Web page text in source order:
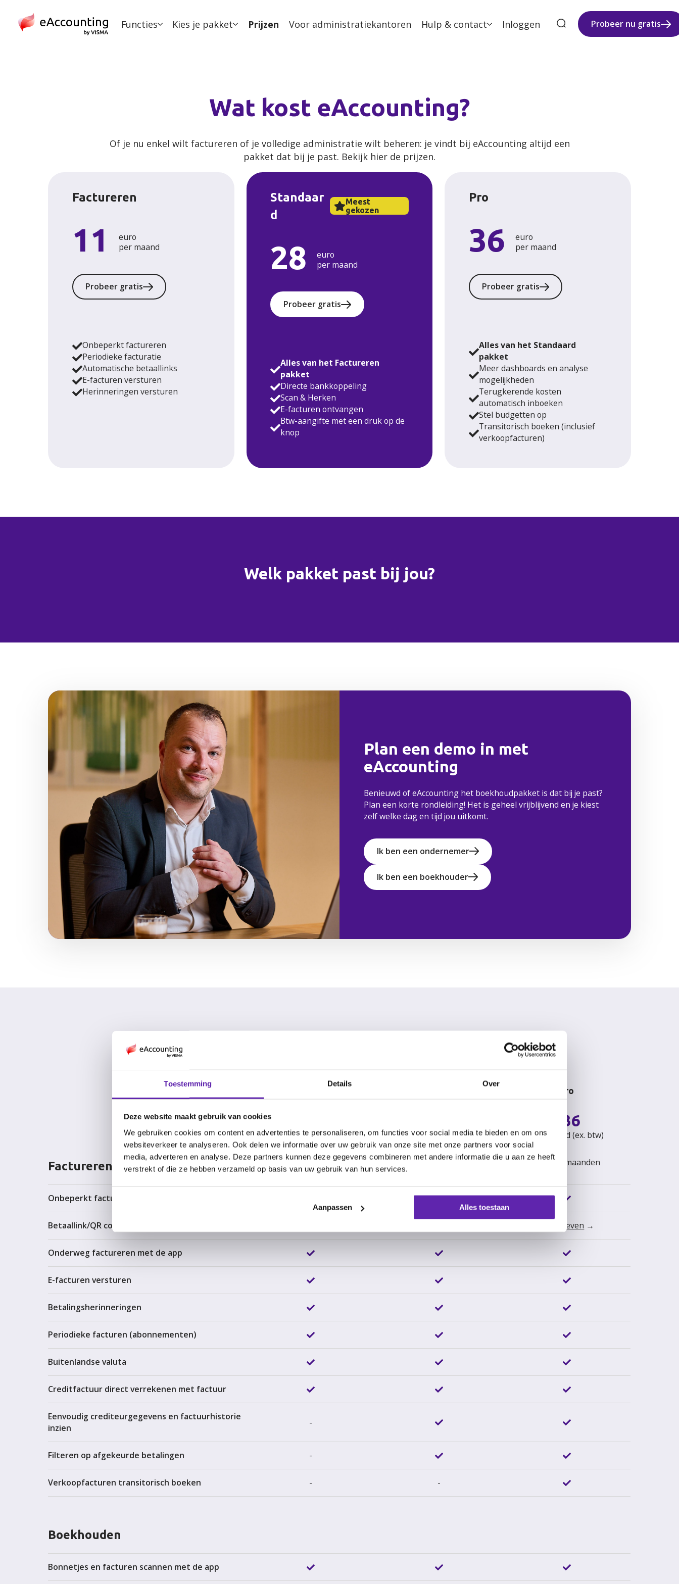
Toestemming Details Over
Deze website maakt gebruik van cookies
We gebruiken cookies om content en advertenties te personaliseren, om functies voor social media te bieden en om ons
websiteverkeer te analyseren. Ook delen we informatie over uw gebruik van onze site met onze partners voor social
media, adverteren en analyse. Deze partners kunnen deze gegevens combineren met andere informatie die u aan ze heeft
verstrekt of die ze hebben verzameld op basis van uw gebruik van hun services.
Aanpassen Alles toestaan
Functies Kies je pakket Prijzen Voor administratiekantoren Hulp & contact Inloggen Probeer nu gratis
Wat kost eAccounting?
Of je nu enkel wilt factureren of je volledige administratie wilt beheren: je vindt bij eAccounting altijd een
pakket dat bij je past. Bekijk hier de prijzen.
Factureren
11
euro
per maand
Probeer gratis
Onbeperkt factureren
Periodieke facturatie
Automatische betaallinks
E-facturen versturen
Herinneringen versturen
Standaar
d
Meest
gekozen
28
euro
per maand
Probeer gratis
Alles van het Factureren
pakket
Directe bankkoppeling
Scan & Herken
E-facturen ontvangen
Btw-aangifte met een druk op de
knop
Pro
36
euro
per maand
Probeer gratis
Alles van het Standaard
pakket
Meer dashboards en analyse
mogelijkheden
Terugkerende kosten
automatisch inboeken
Stel budgetten op
Transitorisch boeken (inclusief
verkoopfacturen)
Welk pakket past bij jou?
Plan een demo in met
eAccounting
Benieuwd of eAccounting het boekhoudpakket is dat bij je past?
Plan een korte rondleiding! Het is geheel vrijblijvend en je kiest
zelf welke dag en tijd jou uitkomt.
Ik ben een ondernemer
Ik ben een boekhouder
Vergelijk alle features van eAccounting pakketten
Factureren
per maand (ex. btw)
o.b.v. 12 maanden
per maand (ex. btw)
o.b.v. 12 maanden
Pro
€36
per maand (ex. btw)
o.b.v. 12 maanden
Onbeperkt facturen maken en versturen
Betaallink/QR code meesturen Zie tarieven →
Onderweg factureren met de app
E-facturen versturen
Betalingsherinneringen
Periodieke facturen (abonnementen)
Buitenlandse valuta
Creditfactuur direct verrekenen met factuur
Eenvoudig crediteurgegevens en factuurhistorie
inzien
-
Filteren op afgekeurde betalingen -
Verkoopfacturen transitorisch boeken - -
Boekhouden
Bonnetjes en facturen scannen met de app